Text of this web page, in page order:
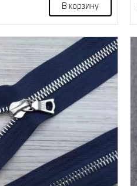
В корзину